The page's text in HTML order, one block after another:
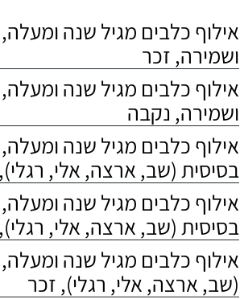
אילוף כלבים מגיל שנה ומעלה,
ושמירה, זכר
אילוף כלבים מגיל שנה ומעלה,
ושמירה, נקבה
אילוף כלבים מגיל שנה
בסיסית (שב, ארצה, אלי,
אילוף כלבים מגיל שנה
בסיסית (שב, ארצה, אלי,
אילוף כלבים מגיל שנה
(שב, ארצה, אלי, רגלי), זכר